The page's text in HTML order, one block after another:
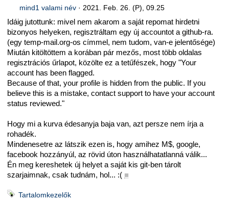
mind1 valami név· 2021. Feb. 26. (P), 09.25
Idáig jutottunk: mivel nem akarom a saját repomat hirdetni
bizonyos helyeken, regisztráltam egy új accountot a github-ra.
(egy temp-mail.org-os címmel, nem tudom, van-e jelentősége)
Miután kitöltöttem a korában pár mezős, most több oldalas
regisztrációs űrlapot, közölte ez a tetűfészek, hogy "Your
account has been flagged.
Because of that, your profile is hidden from the public. If you
believe this is a mistake, contact support to have your account
status reviewed."
Hogy mi a kurva édesanyja baja van, azt persze nem írja a
rohadék.
Mindenesetre az látszik ezen is, hogy amihez M$, google,
facebook hozzányúl, az rövid úton használhatatlanná válik...
Én meg kereshetek új helyet a saját kis git-ben tárolt
szarjaimnak, csak tudnám, hol... :( ■
Tartalomkezelők